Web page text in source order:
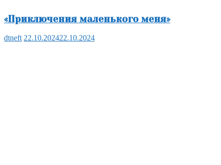
«Приключения маленького меня»
dtneft 22.10.202422.10.2024